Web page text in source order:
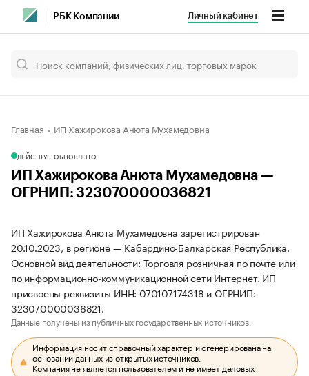
РБК Компании Личный кабинет
Главная ИП Хажирокова Анюта Мухамедовна
ДЕЙСТВУЕТОБНОВЛЕНО
ИП Хажирокова Анюта Мухамедовна —
ОГРНИП: 323070000036821
ИП Хажирокова Анюта Мухамедовна зарегистрирован
20.10.2023, в регионе — Кабардино-Балкарская Республика.
Основной вид деятельности: Торговля розничная по почте или
по информационно-коммуникационной сети Интернет. ИП
присвоены реквизиты ИНН: 070107174318 и ОГРНИП:
323070000036821.
Данные получены из публичных государственных источников.
Информация носит справочный характер и сгенерирована на
основании данных из открытых источников.
Компания не является пользователем и не имеет деловых